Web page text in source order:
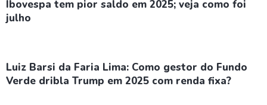
Ibovespa tem pior saldo em 2025; veja como foi
julho
Luiz Barsi da Faria Lima: Como gestor do Fundo
Verde dribla Trump em 2025 com renda fixa?